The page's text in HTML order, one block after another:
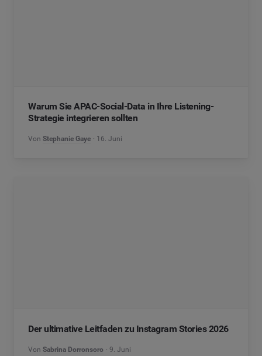
Warum Sie APAC-Social-Data in Ihre Listening-
Strategie integrieren sollten
Von Stephanie Gaye 16. Juni
Der ultimative Leitfaden zu Instagram Stories 2026
Von Sabrina Dorronsoro 9. Juni